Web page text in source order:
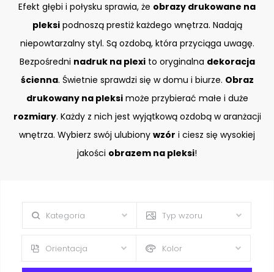
Efekt głębi i połysku sprawia, że obrazy drukowane na
pleksipodnoszą prestiż każdego wnętrza. Nadają
niepowtarzalny styl. Są ozdobą, która przyciąga uwagę.
Bezpośredni nadruk na plexito oryginalna dekoracja
ścienna. Świetnie sprawdzi się w domu i biurze. Obraz
drukowany na pleksimoże przybierać małe i duże
rozmiary. Każdy z nich jest wyjątkową ozdobą w aranżacji
wnętrza. Wybierz swój ulubiony wzór i ciesz się wysokiej
jakości obrazem na pleksi!
Kategoria Typ wzoru
Orientacja Kolor